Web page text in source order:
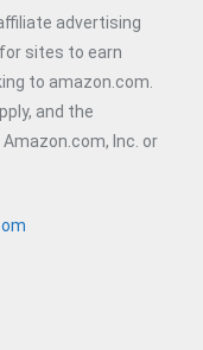
advertising
sites to earn
to amazon.com.
and the
Inc. or